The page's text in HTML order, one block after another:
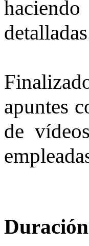
apuntes
de